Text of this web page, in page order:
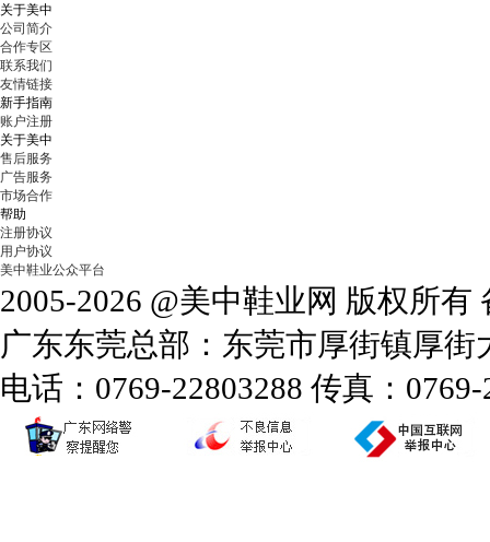
关于美中
公司简介
合作专区
联系我们
友情链接
新手指南
账户注册
关于美中
售后服务
广告服务
市场合作
帮助
注册协议
用户协议
美中鞋业公众平台
2005-2026 @美中鞋业网 版权所有
广东东莞总部：东莞市厚街镇厚
电话：0769-22803288 传真：0769-